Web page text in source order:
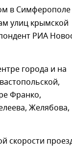
в Симферополе
улиц крымской
РИА
города и на
Франко,
Желябова,
скорости